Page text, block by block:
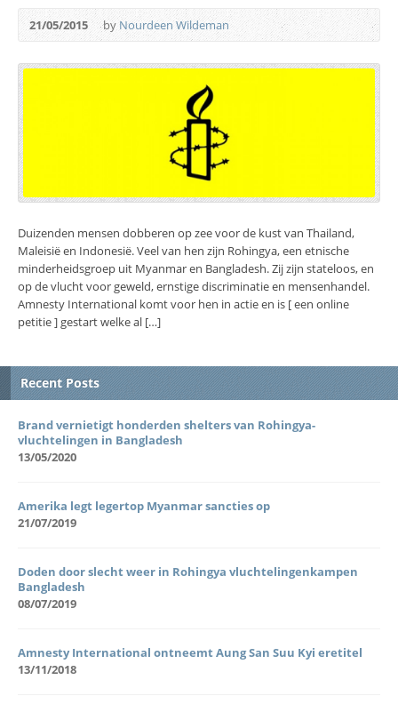
21/05/2015 by Nourdeen Wildeman
Duizenden mensen dobberen op zee voor de kust van Thailand,
Maleisië en Indonesië. Veel van hen zijn Rohingya, een etnische
minderheidsgroep uit Myanmar en Bangladesh. Zij zijn stateloos, en
op de vlucht voor geweld, ernstige discriminatie en mensenhandel.
Amnesty International komt voor hen in actie en is [ een online
petitie ] gestart welke al […]
Recent Posts
Brand vernietigt honderden shelters van Rohingya-
vluchtelingen in Bangladesh
13/05/2020
Amerika legt legertop Myanmar sancties op
21/07/2019
Doden door slecht weer in Rohingya vluchtelingenkampen
Bangladesh
08/07/2019
Amnesty International ontneemt Aung San Suu Kyi eretitel
13/11/2018